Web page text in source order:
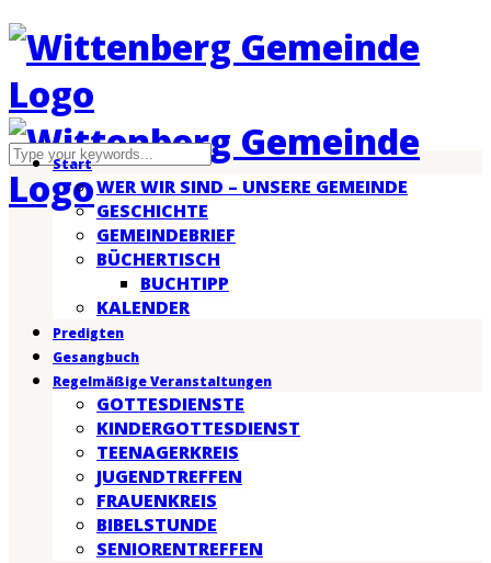
Start
WER WIR SIND – UNSERE GEMEINDE
GESCHICHTE
GEMEINDEBRIEF
BÜCHERTISCH
BUCHTIPP
KALENDER
Predigten
Gesangbuch
Regelmäßige Veranstaltungen
GOTTESDIENSTE
KINDERGOTTESDIENST
TEENAGERKREIS
JUGENDTREFFEN
FRAUENKREIS
BIBELSTUNDE
SENIORENTREFFEN